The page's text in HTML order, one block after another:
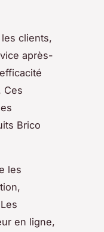
clients,
après-
Ces
Brico
les
en ligne,